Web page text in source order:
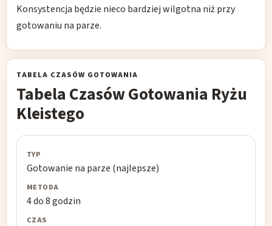
Konsystencja będzie nieco bardziej wilgotna niż przy
gotowaniu na parze.
TABELA CZASÓW GOTOWANIA
Tabela Czasów Gotowania Ryżu
Kleistego
Metoda
Wymagane
moczenie
Gotowanie na parze (najlepsze)
4 do 8 godzin